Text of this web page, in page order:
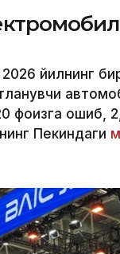
йилнинг
фоизга ошиб,
Пекиндаги